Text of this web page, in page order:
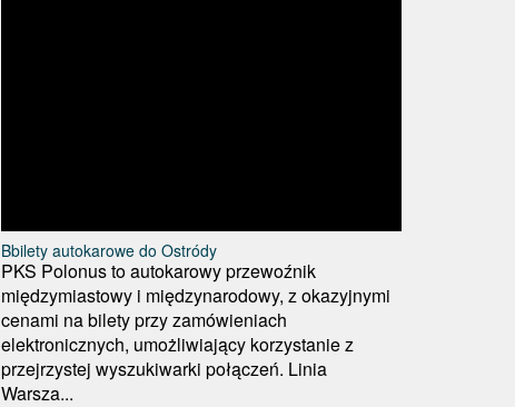
Bbilety autokarowe do Ostródy
PKS Polonus to autokarowy przewoźnik
międzymiastowy i międzynarodowy, z okazyjnymi
cenami na bilety przy zamówieniach
elektronicznych, umożliwiający korzystanie z
przejrzystej wyszukiwarki połączeń. Linia
Warsza...